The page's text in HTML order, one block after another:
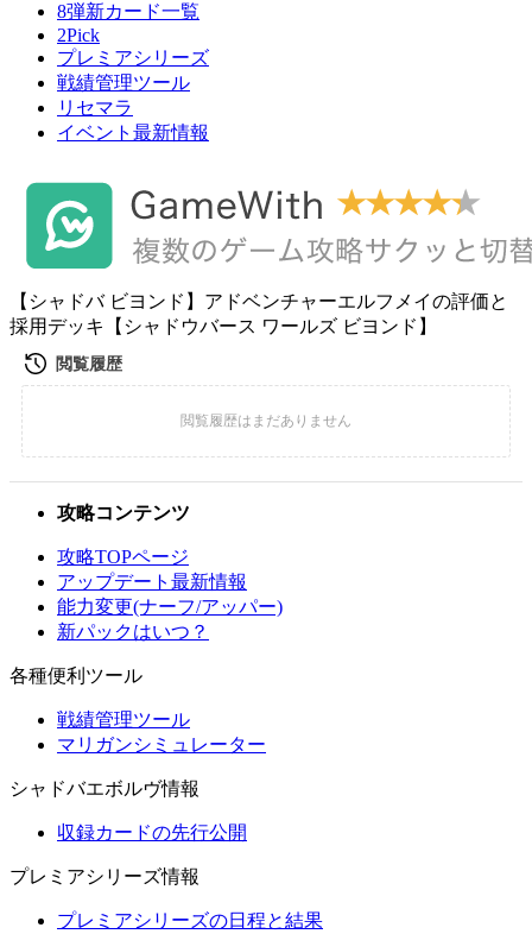
8弾新カード一覧
2Pick
プレミアシリーズ
戦績管理ツール
リセマラ
イベント最新情報
【シャドバ ビヨンド】アドベンチャーエルフメイの評価と
採用デッキ【シャドウバース ワールズ ビヨンド】
攻略コンテンツ
攻略TOPページ
アップデート最新情報
能力変更(ナーフ/アッパー)
新パックはいつ？
各種便利ツール
戦績管理ツール
マリガンシミュレーター
シャドバエボルヴ情報
収録カードの先行公開
プレミアシリーズ情報
プレミアシリーズの日程と結果